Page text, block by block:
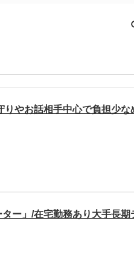
やお話相手中心で負担少な
ー」/在宅勤務あり大手長期